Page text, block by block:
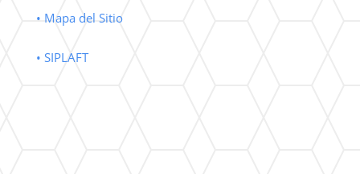
• Mapa del Sitio
• SIPLAFT